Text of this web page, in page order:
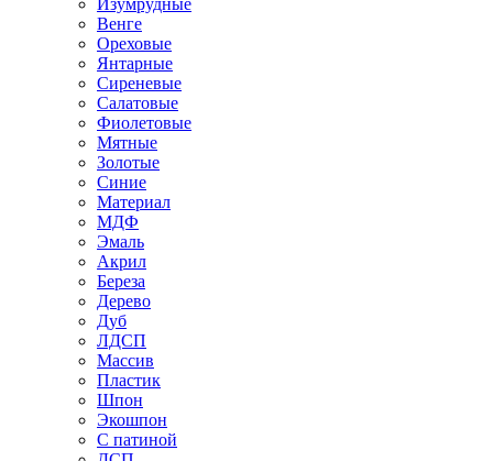
Изумрудные
Венге
Ореховые
Янтарные
Сиреневые
Салатовые
Фиолетовые
Мятные
Золотые
Синие
Материал
МДФ
Эмаль
Акрил
Береза
Дерево
Дуб
ЛДСП
Массив
Пластик
Шпон
Экошпон
С патиной